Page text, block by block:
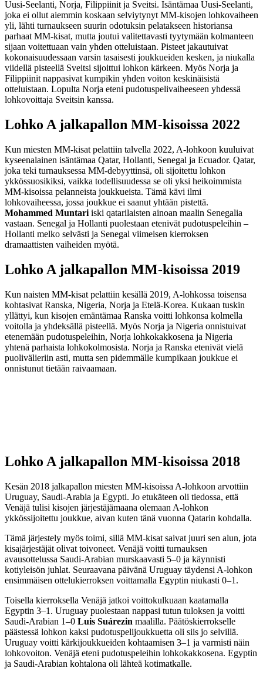
Uusi-Seelanti, Norja, Filippiinit ja Sveitsi. Isäntämaa Uusi-Seelanti,
joka ei ollut aiemmin koskaan selviytynyt MM-kisojen lohkovaiheen
yli, lähti turnaukseen suurin odotuksin pelatakseen historiansa
parhaat MM-kisat, mutta joutui valitettavasti tyytymään kolmanteen
sijaan voitettuaan vain yhden otteluistaan. Pisteet jakautuivat
kokonaisuudessaan varsin tasaisesti joukkueiden kesken, ja niukalla
viidellä pisteellä Sveitsi sijoittui lohkon kärkeen. Myös Norja ja
Filippiinit nappasivat kumpikin yhden voiton keskinäisistä
otteluistaan. Lopulta Norja eteni pudotuspelivaiheeseen yhdessä
lohkovoittaja Sveitsin kanssa.
Lohko A jalkapallon MM-kisoissa 2022
Kun miesten MM-kisat pelattiin talvella 2022, A-lohkoon kuuluivat
kyseenalainen isäntämaa Qatar, Hollanti, Senegal ja Ecuador. Qatar,
joka teki turnauksessa MM-debyyttinsä, oli sijoitettu lohkon
ykkössuosikiksi, vaikka todellisuudessa se oli yksi heikoimmista
MM-kisoissa pelanneista joukkueista. Tämä kävi ilmi
lohkovaiheessa, jossa joukkue ei saanut yhtään pistettä.
Mohammed Muntari iski qatarilaisten ainoan maalin Senegalia
vastaan. Senegal ja Hollanti puolestaan etenivät pudotuspeleihin –
Hollanti melko selvästi ja Senegal viimeisen kierroksen
dramaattisten vaiheiden myötä.
Lohko A jalkapallon MM-kisoissa 2019
Kun naisten MM-kisat pelattiin kesällä 2019, A-lohkossa toisensa
kohtasivat Ranska, Nigeria, Norja ja Etelä-Korea. Kukaan tuskin
yllättyi, kun kisojen emäntämaa Ranska voitti lohkonsa kolmella
voitolla ja yhdeksällä pisteellä. Myös Norja ja Nigeria onnistuivat
etenemään pudotuspeleihin, Norja lohkokakkosena ja Nigeria
yhtenä parhaista lohkokolmosista. Norja ja Ranska etenivät vielä
puolivälieriin asti, mutta sen pidemmälle kumpikaan joukkue ei
onnistunut tietään raivaamaan.
Lohko A jalkapallon MM-kisoissa 2018
Kesän 2018 jalkapallon miesten MM-kisoissa A-lohkoon arvottiin
Uruguay, Saudi-Arabia ja Egypti. Jo etukäteen oli tiedossa, että
Venäjä tulisi kisojen järjestäjämaana olemaan A-lohkon
ykkössijoitettu joukkue, aivan kuten tänä vuonna Qatarin kohdalla.
Tämä järjestely myös toimi, sillä MM-kisat saivat juuri sen alun, jota
kisajärjestäjät olivat toivoneet. Venäjä voitti turnauksen
avausottelussa Saudi-Arabian murskaavasti 5–0 ja käynnisti
kotiyleisön juhlat. Seuraavana päivänä Uruguay täydensi A-lohkon
ensimmäisen ottelukierroksen voittamalla Egyptin niukasti 0–1.
Toisella kierroksella Venäjä jatkoi voittokulkuaan kaatamalla
Egyptin 3–1. Uruguay puolestaan nappasi tutun tuloksen ja voitti
Saudi-Arabian 1–0 Luis Suárezin maalilla. Päätöskierrokselle
päästessä lohkon kaksi pudotuspelijoukkuetta oli siis jo selvillä.
Uruguay voitti kärkijoukkueiden kohtaamisen 3–1 ja varmisti näin
lohkovoiton. Venäjä eteni pudotuspeleihin lohkokakkosena. Egyptin
ja Saudi-Arabian kohtalona oli lähteä kotimatkalle.